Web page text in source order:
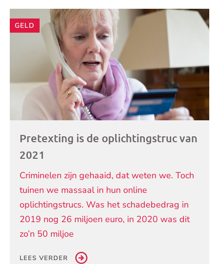
Andere
artikelen
GELD
Pretexting is de oplichtingstruc van
2021
Criminelen zijn gehaaid, dat weten we. Toch
tuinen we massaal in hun online
oplichtingstrucs. Was het schadebedrag in
2019 nog 26 miljoen euro, in 2020 was dit
zo’n 50 miljoe
LEES VERDER